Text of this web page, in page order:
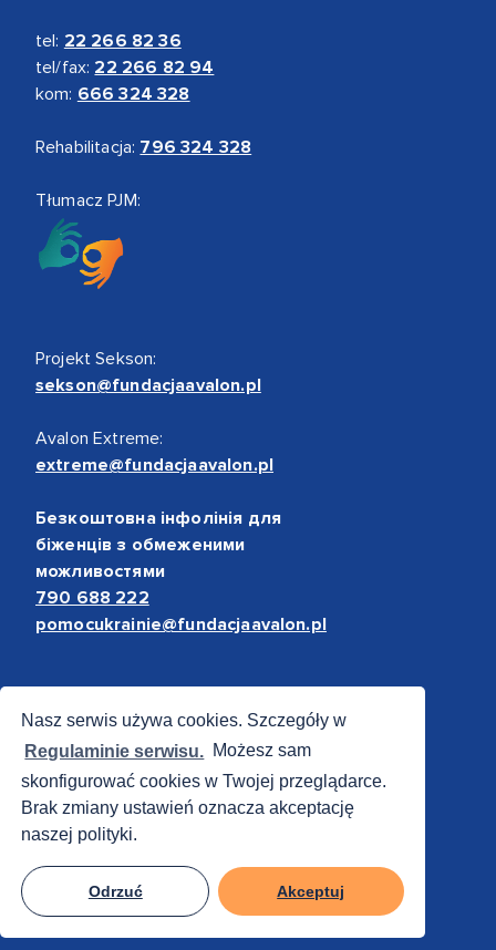
Nasz serwis używa cookies. Szczegóły w
Regulaminie serwisu. Możesz sam
skonfigurować cookies w Twojej przeglądarce.
Brak zmiany ustawień oznacza akceptację
naszej polityki.
Odrzuć Akceptuj
tel: 22 266 82 36
tel/fax: 22 266 82 94
kom: 666 324 328
Rehabilitacja: 796 324 328
Tłumacz PJM:
Projekt Sekson:
sekson@fundacjaavalon.pl
Avalon Extreme:
extreme@fundacjaavalon.pl
Безкоштовна інфолінія для
біженців з обмеженими
можливостями
790 688 222
pomocukrainie@fundacjaavalon.pl
Bezpieczne płatności
© 2012 - 2026 Fundacja Avalon